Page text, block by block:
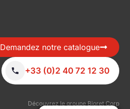
Demandez notre catalogue
+33 (0)2 40 72 12 30
Découvrez le groupe Bioret Corp